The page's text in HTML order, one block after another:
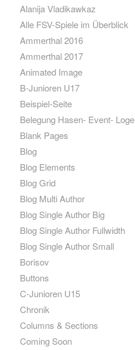
Alanija Vladikawkaz
Alle FSV-Spiele im Überblick
Ammerthal 2016
Ammerthal 2017
Animated Image
B-Junioren U17
Beispiel-Seite
Belegung Hasen- Event- Loge
Blank Pages
Blog
Blog Elements
Blog Grid
Blog Multi Author
Blog Single Author Big
Blog Single Author Fullwidth
Blog Single Author Small
Borisov
Buttons
C-Junioren U15
Chronik
Columns & Sections
Coming Soon